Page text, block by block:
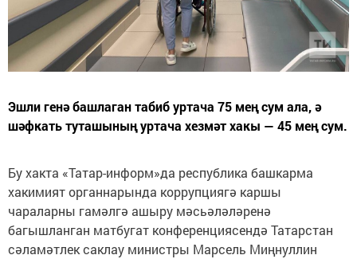
Эшли генә башлаган табиб уртача 75 мең сум ала, ә
шәфкать туташының уртача хезмәт хакы — 45 мең сум.
Бу хакта «Татар-информ»да республика башкарма
хакимият органнарында коррупциягә каршы
чараларны гамәлгә ашыру мәсьәләләренә
багышланган матбугат конференциясендә Татарстан
сәламәтлек саклау министры Марсель Миңнуллин